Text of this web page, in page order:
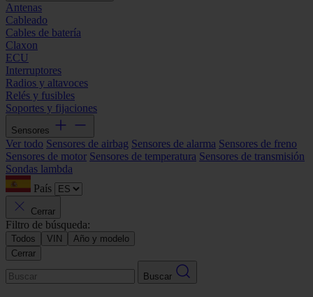
Antenas
Cableado
Cables de batería
Claxon
ECU
Interruptores
Radios y altavoces
Relés y fusibles
Soportes y fijaciones
Sensores
Ver todo Sensores de airbag Sensores de alarma Sensores de freno
Sensores de motor Sensores de temperatura Sensores de transmisión
Sondas lambda
País
Cerrar
Filtro de búsqueda:
Todos VIN
Año y modelo
Cerrar
Buscar